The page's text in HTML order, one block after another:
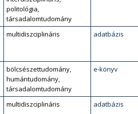
politológia,
társadalomtudomány
multidiszciplináris adatbázis
bölcsészettudomány,
humántudomány,
társadalomtudomány
e-könyv
multidiszciplináris adatbázis